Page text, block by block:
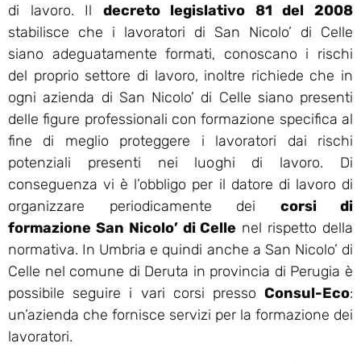
di lavoro. Il decreto legislativo 81 del 2008
stabilisce che i lavoratori di San Nicolo’ di Celle
siano adeguatamente formati, conoscano i rischi
del proprio settore di lavoro, inoltre richiede che in
ogni azienda di San Nicolo’ di Celle siano presenti
delle figure professionali con formazione specifica al
fine di meglio proteggere i lavoratori dai rischi
potenziali presenti nei luoghi di lavoro. Di
conseguenza vi è l’obbligo per il datore di lavoro di
organizzare periodicamente dei corsi di
formazione San Nicolo’ di Celle nel rispetto della
normativa. In Umbria e quindi anche a San Nicolo’ di
Celle nel comune di Deruta in provincia di Perugia è
possibile seguire i vari corsi presso Consul-Eco:
un’azienda che fornisce servizi per la formazione dei
lavoratori.